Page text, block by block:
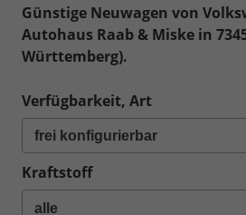
Günstige Neuwagen von
Autohaus Raab & Miske in
Württemberg).
Verfügbarkeit, Art
Kraftstoff